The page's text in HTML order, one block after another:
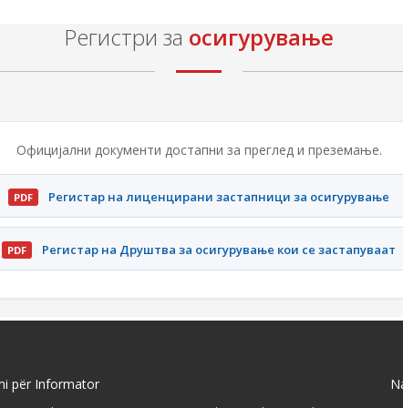
Регистри за осигурување
Официјални документи достапни за преглед и преземање.
PDF Регистар на лиценцирани застапници за осигурување
PDF Регистар на Друштва за осигурување кои се застапуваат
për Informator